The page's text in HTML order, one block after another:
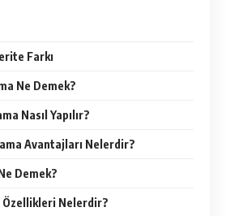
Farkı
Ne Demek?
Nasıl Yapılır?
Avantajları Nelerdir?
Demek?
Özellikleri Nelerdir?